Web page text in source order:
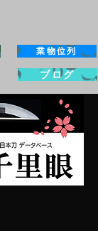
業物位列
ブログ